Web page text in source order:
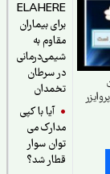
ELAHERE
برای بیماران
مقاوم به
شیمی‌درمانی
در سرطان
تخمدان
آیا با کپی
مدارک می
توان سوار
قطار شد؟